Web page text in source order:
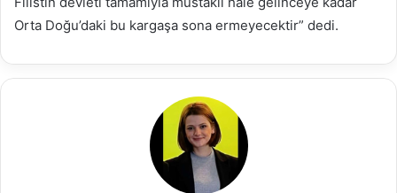
Orta Doğu’daki bu kargaşa sona ermeyecektir” dedi.